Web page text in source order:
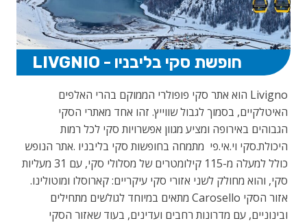
חופשת סקי בליבניו - LIVGNIO
Livigno הוא אתר סקי פופולרי הממוקם בהרי האלפים
האיטלקיים, בסמוך לגבול שווייץ. זהו אחד מאתרי הסקי
הגבוהים באירופה ומציע מגוון אפשרויות סקי לכל רמות
היכולת.סקי וי.אי.פי מתמחה בחופשות סקי בליבניו .אתר הנופש
כולל למעלה מ-115 קילומטרים של מסלולי סקי, עם 31 מעליות
סקי, והוא מחולק לשני אזורי סקי עיקריים: קארוסלו ומוטולינו.
אזור הסקי Carosello מתאים במיוחד לגולשים מתחילים
ובינוניים, עם מדרונות רחבים ועדינים, בעוד שאזור הסקי